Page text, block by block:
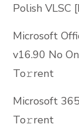
Polish VLSC
Microsoft
v16.90 No
To𝚛rent
Microsoft
To𝚛rent